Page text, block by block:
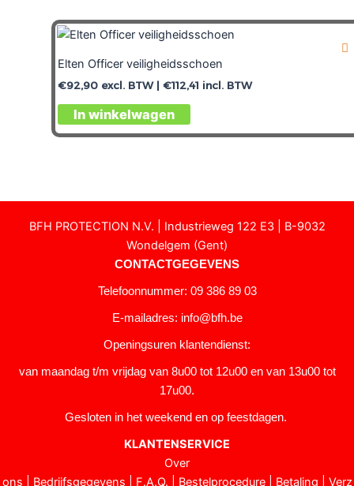
Elten Officer veiligheidsschoen
€92,90 excl. BTW | €112,41 incl. BTW
In winkelwagen
BFH PROTECTION N.V. | Industrieweg 122 E3 | B-9032
Wondelgem (Gent)
CONTACTGEGEVENS
Telefoonnummer: 09 386 89 03
E-mailadres: info@bfh.be
Openingsuren klantendienst:
van maandag t/m vrijdag van 8u00 tot 12u00 en van 13u00 tot
17u00.
Gesloten in het weekend en op feestdagen.
KLANTENSERVICE
Over
ons
Bedrijfsgegevens F.A.Q. Bestelprocedure| Betaling Verz